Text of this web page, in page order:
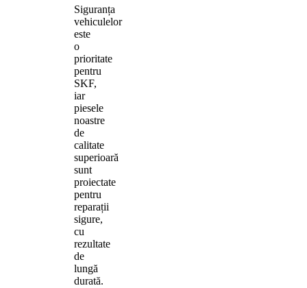
Siguranța
vehiculelor
este
o
prioritate
pentru
SKF,
iar
piesele
noastre
de
calitate
superioară
sunt
proiectate
pentru
reparații
sigure,
cu
rezultate
de
lungă
durată.